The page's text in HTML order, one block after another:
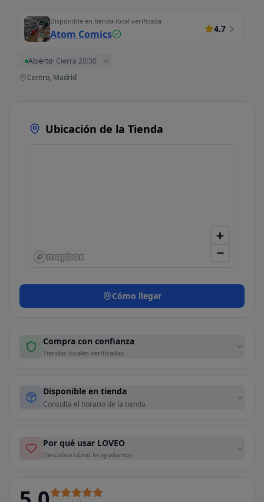
Disponible en tienda local verificada
Atom Comics 4.7
Abierto· Cierra 20:30
Centro, Madrid
Ubicación de la Tienda
Cómo llegar
Compra con confianza
Tiendas locales verificadas
Disponible en tienda
Consulta el horario de la tienda
Por qué usar LOVEO
Descubre cómo te ayudamos